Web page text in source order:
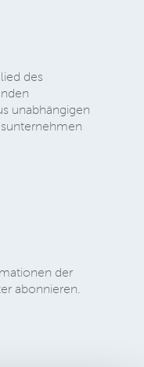
des
unabhängigen
der
abonnieren.